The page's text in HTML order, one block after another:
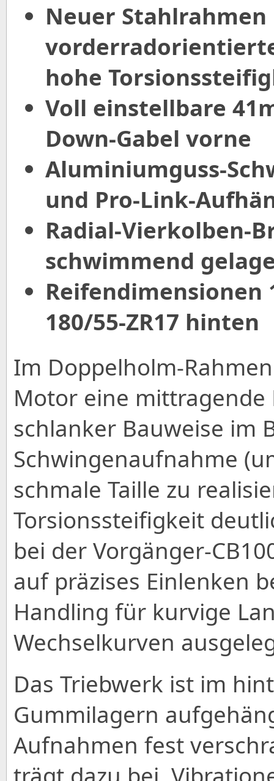
Neuer
hohe
Voll einstellbare
Down-Gabel vorne
Aluminiumguss-
und Pro-Link-
Radial-Vierkolben-
schwimmend
Reifendimensionen
180/55-ZR17 hinten
Im Doppelholm-
Motor eine mittragende
schlanker Bauweise im
Schwingenaufnahme
schmale Taille zu
Torsionssteifigkeit
bei der Vorgänger-
auf präzises Einlenken
Handling für kurvige
Wechselkurven
Das Triebwerk ist im
Gummilagern
Aufnahmen fest